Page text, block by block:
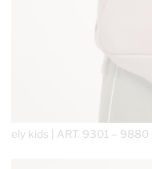
ely kids | ART. 9301 – 9880